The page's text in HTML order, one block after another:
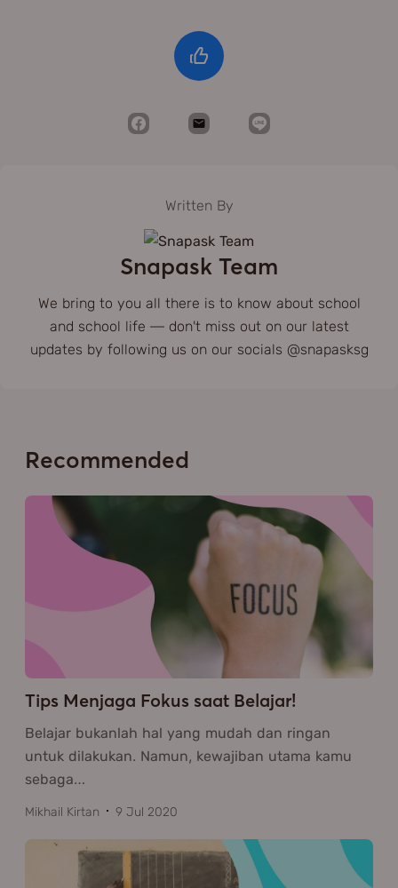
Written By
Snapask Team
We bring to you all there is to know about school
and school life — don't miss out on our latest
updates by following us on our socials @snapasksg
Recommended
Tips Menjaga Fokus saat Belajar!
Belajar bukanlah hal yang mudah dan ringan
untuk dilakukan. Namun, kewajiban utama kamu
sebaga…
Mikhail Kirtan 9 Jul 2020